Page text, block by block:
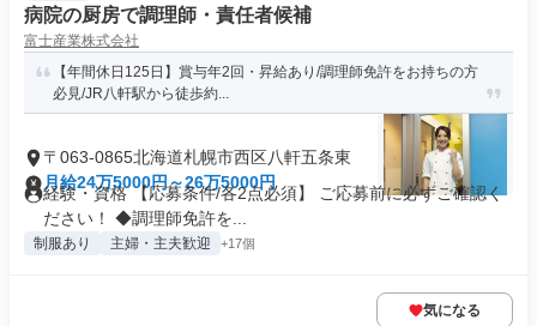
病院の厨房で調理師・責任者候補
富士産業株式会社
【年間休日125日】賞与年2回・昇給あり/調理師免許をお持ちの方
必見/JR八軒駅から徒歩約...
〒063-0865北海道札幌市西区八軒五条東
月給24万5000円～26万5000円
経験・資格 【応募条件/各2点必須】 ご応募前に必ずご確認く
ださい！ ◆調理師免許を...
制服あり 主婦・主夫歓迎 +17個
気になる